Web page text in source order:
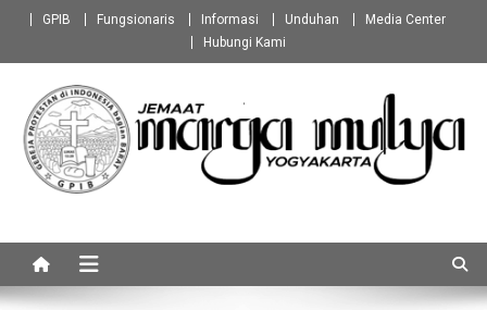
content
GPIB Fungsionaris Informasi Unduhan
Media Center
Hubungi Kami